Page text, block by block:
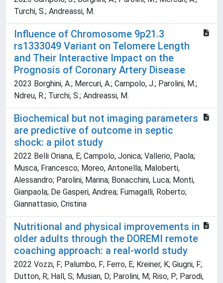
Turchi, S.; Andreassi, M.
Influence of Chromosome 9p21.3
rs1333049 Variant on Telomere Length
and Their Interactive Impact on the
Prognosis of Coronary Artery Disease
2023 Borghini, A.; Mercuri, A.; Campolo, J.; Parolini, M.;
Ndreu, R.; Turchi, S.; Andreassi, M.
Biochemical but not imaging parameters
are predictive of outcome in septic
shock: a pilot study
2022 Belli Oriana, E; Campolo, Jonica; Vallerio, Paola;
Musca, Francesco; Moreo, Antonella; Maloberti,
Alessandro; Parolini, Marina; Bonacchini, Luca; Monti,
Gianpaola; De Gasperi, Andrea; Fumagalli, Roberto;
Giannattasio, Cristina
Nutritional and physical improvements in
older adults through the DOREMI remote
coaching approach: a real-world study
2022 Vozzi, F; Palumbo, F; Ferro, E; Kreiner, K; Giugni, F;
Dutton, R; Hall, S; Musian, D; Parolini, M; Riso, P; Parodi,